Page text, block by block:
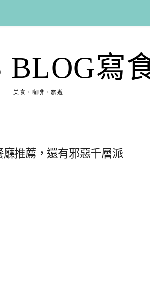
BLOG寫
美食、咖啡、旅遊
廳推薦，還有邪惡千層派